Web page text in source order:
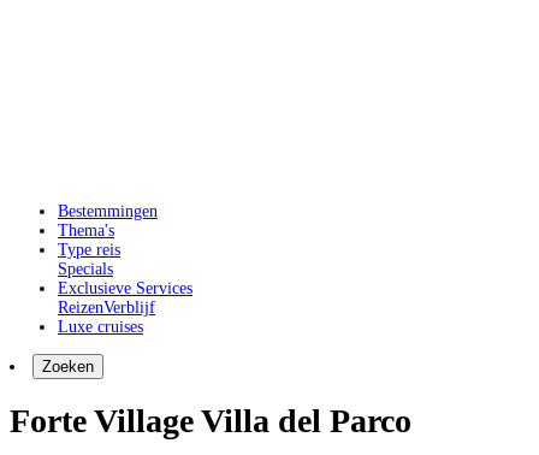
Bestemmingen
Thema's
Type reis
Specials
Exclusieve Services
ReizenVerblijf
Luxe cruises
Zoeken
Forte Village Villa del Parco